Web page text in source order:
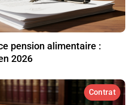
pension alimentaire :
2026
Contrat